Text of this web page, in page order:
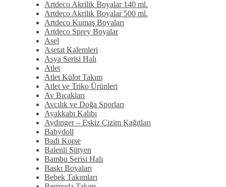
Artdeco Akrilik Boyalar 140 ml.
Artdeco Akrilik Boyalar 500 ml.
Artdeco Kumaş Boyaları
Artdeco Sprey Boyalar
Asel
Asetat Kalemleri
Asya Serisi Halı
Atlet
Atlet Külot Takım
Atlet ve Triko Ürünleri
Av Bıçakları
Avcılık ve Doğa Sporları
Ayakkabı Kalıbı
Aydınger – Eskiz Çizim Kağıtları
Babydoll
Badi Korse
Balenli Sütyen
Bambu Serisi Halı
Baskı Boyaları
Bebek Takımları